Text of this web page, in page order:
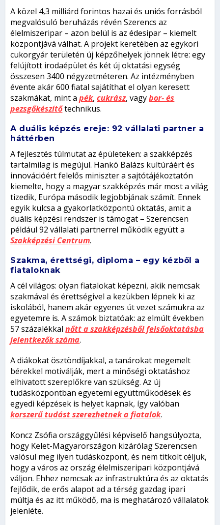
A közel 4,3 milliárd forintos hazai és uniós forrásból
megvalósuló beruházás révén Szerencs az
élelmiszeripar – azon belül is az édesipar – kiemelt
központjává válhat. A projekt keretében az egykori
cukorgyár területén új képzőhelyek jönnek létre: egy
felújított irodaépület és két új oktatási egység
összesen 3400 négyzetméteren. Az intézményben
évente akár 600 fiatal sajátíthat el olyan keresett
szakmákat, mint apék,cukrász, vagybor- és
pezsgőkészítőtechnikus.
A duális képzés ereje: 92 vállalati partner a
háttérben
A fejlesztés túlmutat az épületeken: a szakképzés
tartalmilag is megújul. Hankó Balázs kultúráért és
innovációért felelős miniszter a sajtótájékoztatón
kiemelte, hogy a magyar szakképzés már most a világ
tizedik, Európa második legjobbjának számít. Ennek
egyik kulcsa a gyakorlatközpontú oktatás, amit a
duális képzési rendszer is támogat – Szerencsen
például 92 vállalati partnerrel működik együtt a
Szakképzési Centrum.
Szakma, érettségi, diploma – egy kézből a
fiataloknak
A cél világos: olyan fiatalokat képezni, akik nemcsak
szakmával és érettségivel a kezükben lépnek ki az
iskolából, hanem akár egyenes út vezet számukra az
egyetemre is. A számok biztatóak: az elmúlt években
57 százalékkalnőtt a szakképzésből felsőoktatásba
jelentkezők száma.
A diákokat ösztöndíjakkal, a tanárokat megemelt
bérekkel motiválják, mert a minőségi oktatáshoz
elhivatott szereplőkre van szükség. Az új
tudásközpontban egyetemi együttműködések és
egyedi képzések is helyet kapnak, így valóban
korszerű tudást szerezhetnek a fiatalok.
Koncz Zsófia országgyűlési képviselő hangsúlyozta,
hogy Kelet-Magyarországon kizárólag Szerencsen
valósul meg ilyen tudásközpont, és nem titkolt céljuk,
hogy a város az ország élelmiszeripari központjává
váljon. Ehhez nemcsak az infrastruktúra és az oktatás
fejlődik, de erős alapot ad a térség gazdag ipari
múltja és az itt működő, ma is meghatározó vállalatok
jelenléte.